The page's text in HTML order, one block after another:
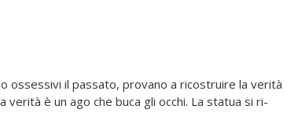
ossessivi il passato, provano a ricostruire la verità
è un ago che buca gli occhi. La statua si ri-